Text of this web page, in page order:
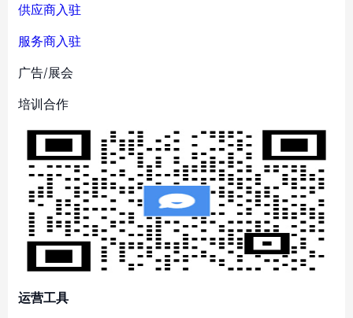
供应商入驻
服务商入驻
广告/展会
培训合作
运营工具